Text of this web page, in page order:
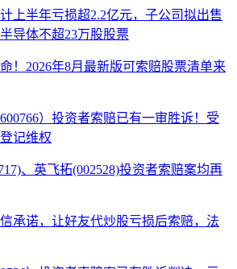
上半年亏损超2.2亿元，子公司拟出售
导体不超23万股股票
！2026年8月最新版可索赔股票清单来
）投资者索赔已有一审胜诉！受
记维权
、英飞拓(002528)投资者索赔案均再
承诺，让好友代炒股亏损后索赔，法